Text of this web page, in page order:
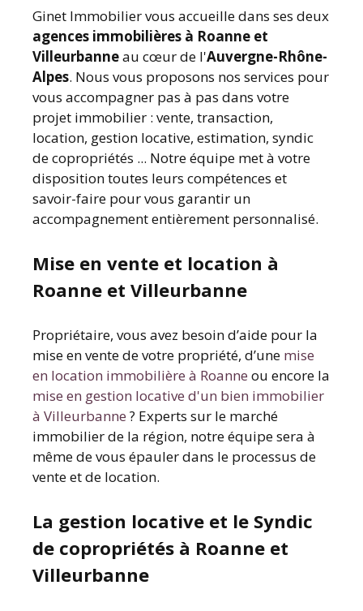
Ginet Immobilier vous accueille dans ses deux
agences immobilières à Roanne et
Villeurbanneau cœur de l'Auvergne-Rhône-
Alpes. Nous vous proposons nos services pour
vous accompagner pas à pas dans votre
projet immobilier : vente, transaction,
location, gestion locative, estimation, syndic
de copropriétés ... Notre équipe met à votre
disposition toutes leurs compétences et
savoir-faire pour vous garantir un
accompagnement entièrement personnalisé.
Mise en vente et location à
Roanne et Villeurbanne
Propriétaire, vous avez besoin d’aide pour la
mise en vente de votre propriété, d’une mise
en location immobilière à Roanne ou encore la
mise en gestion locative d'un bien immobilier
à Villeurbanne ? Experts sur le marché
immobilier de la région, notre équipe sera à
même de vous épauler dans le processus de
vente et de location.
La gestion locative et le Syndic
de copropriétés à Roanne et
Villeurbanne